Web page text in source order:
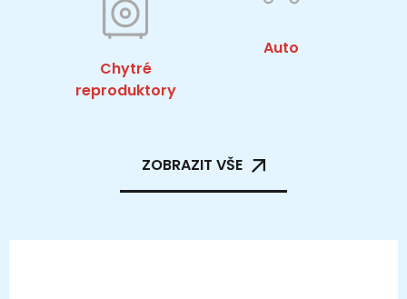
Chytré
reproduktory
Auto
ZOBRAZIT VŠE